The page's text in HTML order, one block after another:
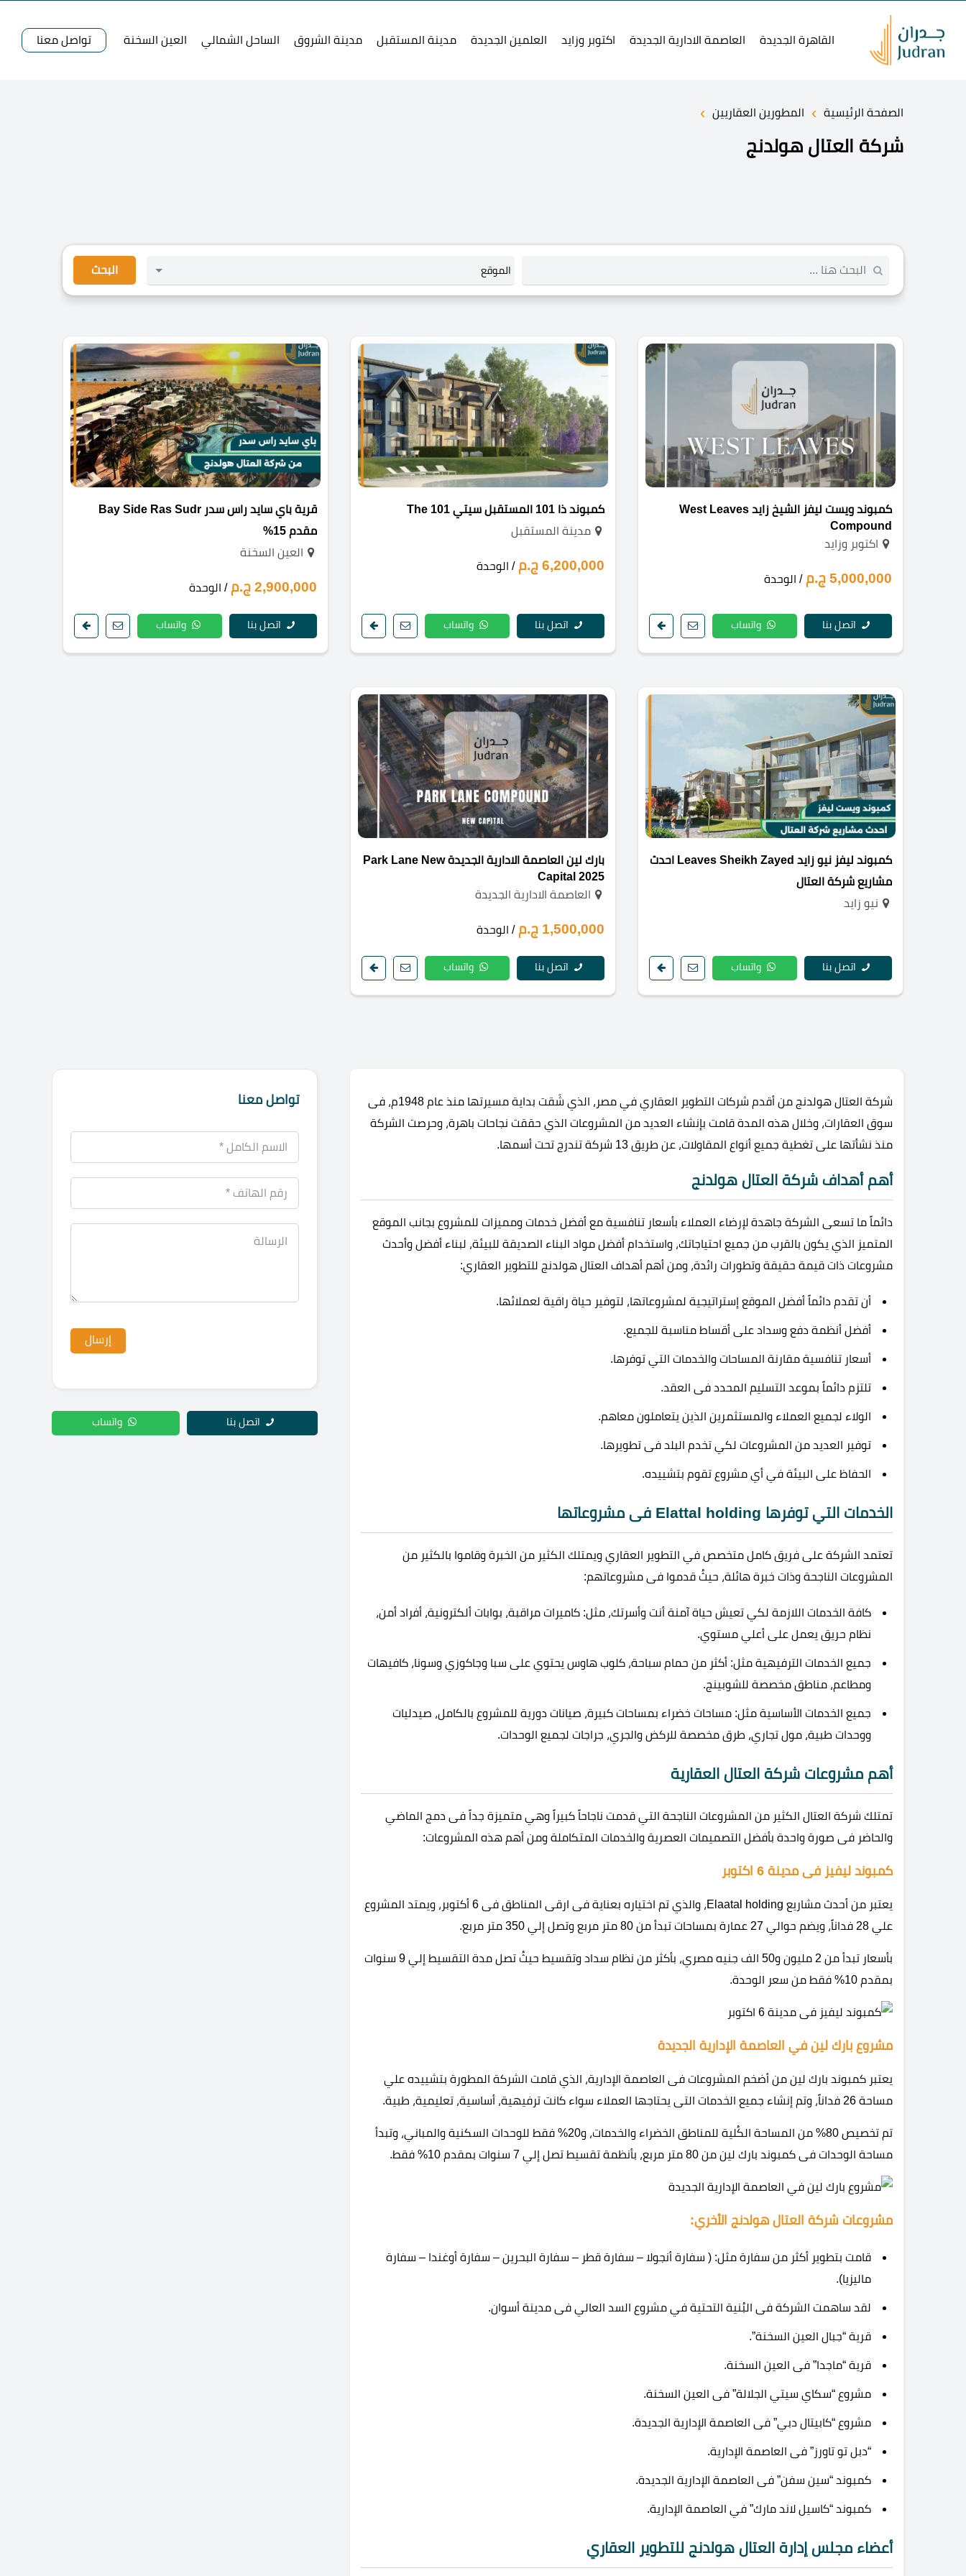
القاهرة الجديدة العاصمة الادارية الجديدة اكتوبر وزايد العلمين الجديدة مدينة المستقبل مدينة الشروق الساحل الشمالي العين السخنة تواصل معنا
الصفحة الرئيسية › المطورين العقاريين ›
شركة العتال هولدنج
البحث
كمبوند ويست ليفز الشيخ زايد West Leaves
Compound
اكتوبر وزايد
5,000,000 ج.م / الوحدة
اتصل بنا واتساب
كمبوند ذا 101 المستقبل سيتي The 101
مدينة المستقبل
6,200,000 ج.م / الوحدة
اتصل بنا واتساب
قرية باي سايد راس سدر Bay Side Ras Sudr
مقدم 15%
العين السخنة
2,900,000 ج.م / الوحدة
اتصل بنا واتساب
كمبوند ليفز نيو زايد Leaves Sheikh Zayed احدث
مشاريع شركة العتال
نيو زايد
اتصل بنا واتساب
بارك لين العاصمة الادارية الجديدة Park Lane New
Capital 2025
العاصمة الادارية الجديدة
1,500,000 ج.م / الوحدة
اتصل بنا واتساب
شركة العتال هولدنج من أقدم شركات التطوير العقاري في مصر، الذي شَقت بداية مسيرتها منذ عام 1948م، فى
سوق العقارات، وخلال هذه المدة قامت بإنشاء العديد من المشروعات الذي حققت نجاحات باهرة، وحرصت الشركة
منذ نشأتها على تغطية جميع أنواع المقاولات، عن طريق 13 شركة تندرج تحت أسمها.
أهم أهداف شركة العتال هولدنج
دائماً ما تسعى الشركة جاهدة لإرضاء العملاء بأسعار تنافسية مع أفضل خدمات ومميزات للمشروع بجانب الموقع
المتميز الذي يكون بالقرب من جميع احتياجاتك، واستخدام أفضل مواد البناء الصديقة للبيئة، لبناء أفضل وأحدث
مشروعات ذات قيمة حقيقة وتطورات رائدة، ومن أهم أهداف العتال هولدنج للتطوير العقاري:
أن تقدم دائماً أفضل الموقع إستراتيجية لمشروعاتها، لتوفير حياة راقية لعملائها.
أفضل أنظمة دفع وسداد على أقساط مناسبة للجميع.
أسعار تنافسية مقارنة المساحات والخدمات التي توفرها.
تلتزم دائماً بموعد التسليم المحدد فى العقد.
الولاء لجميع العملاء والمستثمرين الذين يتعاملون معاهم.
توفير العديد من المشروعات لكي تخدم البلد فى تطويرها.
الحفاظ على البيئة في أي مشروع تقوم بتشييده.
الخدمات التي توفرها Elattal holding فى مشروعاتها
تعتمد الشركة على فريق كامل متخصص في التطوير العقاري ويمتلك الكثير من الخبرة وقاموا بالكثير من
المشروعات الناجحة وذات خبرة هائلة، حيثُ قدموا فى مشروعاتهم:
كافة الخدمات اللازمة لكي تعيش حياة آمنة أنت وأسرتك، مثل: كاميرات مراقبة، بوابات ألكترونية، أفراد أمن،
نظام حريق يعمل على أعلي مستوي.
جميع الخدمات الترفيهية مثل: أكثر من حمام سباحة، كلوب هاوس يحتوي على سبا وجاكوزي وسونا، كافيهات
ومطاعم، مناطق مخصصة للشوبينج.
جميع الخدمات الأساسية مثل: مساحات خضراء بمساحات كبيرة، صيانات دورية للمشروع بالكامل، صيدليات
ووحدات طبية، مول تجاري، طرق مخصصة للركض والجري، جراجات لجميع الوحدات.
أهم مشروعات شركة العتال العقارية
تمتلك شركة العتال الكثير من المشروعات الناجحة التي قدمت ناجاحاً كبيراً وهي متميزة جداً فى دمج الماضي
والحاضر فى صورة واحدة بأفضل التصميمات العصرية والخدمات المتكاملة ومن أهم هذه المشروعات:
كمبوند ليفيز فى مدينة 6 اكتوبر
يعتبر من أحدث مشاريع Elaatal holding، والذي تم اختياره بعناية فى ارقى المناطق فى 6 أكتوبر، ويمتد المشروع
علي 28 فداناً، ويضم حوالي 27 عمارة بمساحات تبدأ من 80 متر مربع وتصل إلي 350 متر مربع.
بأسعار تبدأ من 2 مليون و50 الف جنيه مصري، بأكثر من نظام سداد وتقسيط حيثُ تصل مدة التقسيط إلي 9 سنوات
بمقدم 10% فقط من سعر الوحدة.
مشروع بارك لين في العاصمة الإدارية الجديدة
يعتبر كمبوند بارك لين من أضخم المشروعات فى العاصمة الإدارية، الذي قامت الشركة المطورة بتشييده علي
مساحة 26 فداناً، وتم إنشاء جميع الخدمات التى يحتاجها العملاء سواء كانت ترفيهية، أساسية، تعليمية، طبية.
تم تخصيص 80% من المساحة الكُلية للمناطق الخضراء والخدمات، و20% فقط للوحدات السكنية والمباني، وتبدأ
مساحة الوحدات فى كمبوند بارك لين من 80 متر مربع، بأنظمة تقسيط تصل إلي 7 سنوات بمقدم 10% فقط.
مشروعات شركة العتال هولدنج الأخري:
قامت بتطوير أكثر من سفارة مثل: ( سفارة أنجولا – سفارة قطر – سفارة البحرين – سفارة أوغندا – سفارة
ماليزيا).
لقد ساهمت الشركة فى البُنية التحتية في مشروع السد العالي فى مدينة أسوان.
قرية “جبال العين السخنة”.
قرية “ماجدا” فى العين السخنة.
مشروع “سكاي سيتي الجلالة” فى العين السخنة.
مشروع “كابيتال دبي” فى العاصمة الإدارية الجديدة.
“دبل تو تاورز” فى العاصمة الإدارية.
كمبوند “سين سفن” فى العاصمة الإدارية الجديدة.
كمبوند “كاسيل لاند مارك” في العاصمة الإدارية.
أعضاء مجلس إدارة العتال هولدنج للتطوير العقاري
تواصل معنا
اتصل بنا واتساب